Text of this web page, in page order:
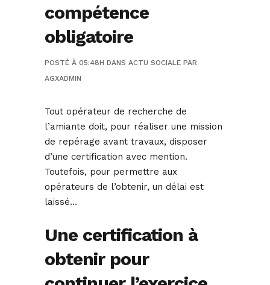
compétence
obligatoire
POSTÉ À 05:48H DANS ACTU SOCIALE PAR
AGXADMIN
Tout opérateur de recherche de
l’amiante doit, pour réaliser une mission
de repérage avant travaux, disposer
d’une certification avec mention.
Toutefois, pour permettre aux
opérateurs de l’obtenir, un délai est
laissé…
Une certification à
obtenir pour